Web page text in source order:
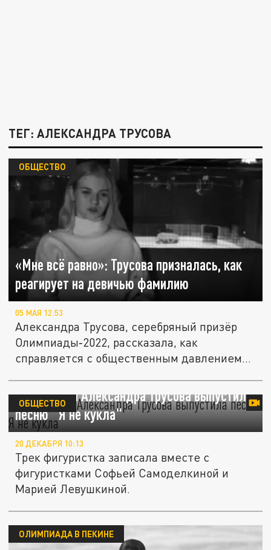
ТЕГ: АЛЕКСАНДРА ТРУСОВА
«Мне всё равно»: Трусова призналась, как
реагирует на девичью фамилию
ОБЩЕСТВО
05 МАЯ 12:53
Александра Трусова, серебряный призёр
Олимпиады‑2022, рассказала, как
справляется с общественным давлением...
Фигуристка Александра Трусова выпустила
песню "Я не кукла"
ОБЩЕСТВО
20 ДЕКАБРЯ 10:13
Трек фигуристка записала вместе с
фигуристками Софьей Самоделкиной и
Марией Левушкиной.
ОЛИМПИАДА В ПЕКИНЕ